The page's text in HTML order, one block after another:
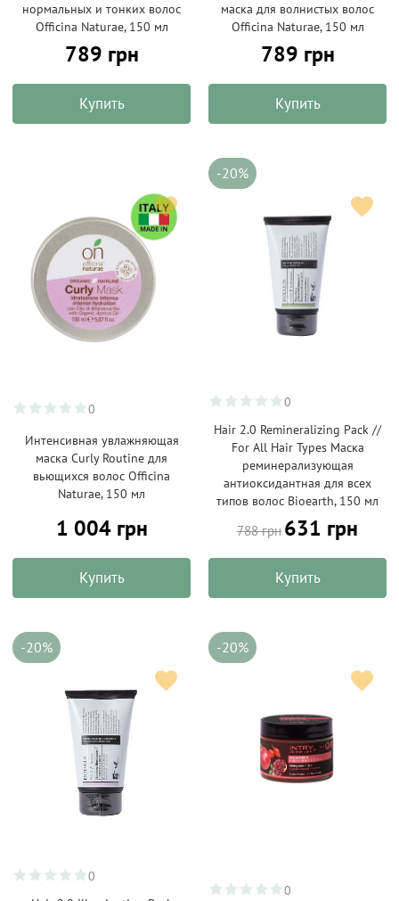
нормальных и тонких волос
Officina Naturae, 150 мл
789 грн
Купить
маска для волнистых волос
Officina Naturae, 150 мл
789 грн
Купить
0
Интенсивная увлажняющая
маска Curly Routine для
вьющихся волос Officina
Naturae, 150 мл
1 004 грн
Купить
-20%
0
Hair 2.0 Remineralizing Pack //
For All Hair Types Маска
реминерализующая
антиоксидантная для всех
типов волос Bioearth, 150 мл
788 грн 631 грн
Купить
-20%
0
-20%
0